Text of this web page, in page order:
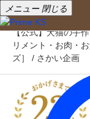
メニュー 閉じる
【公式】犬猫の手
リメント・お肉・
ズ］ / さかい企画